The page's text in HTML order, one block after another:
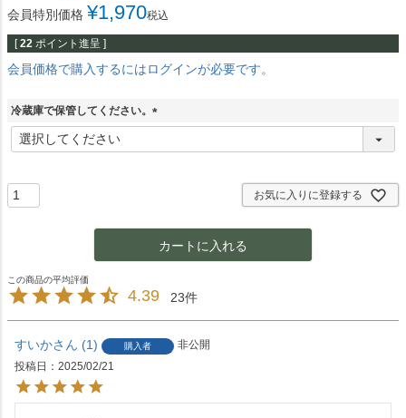
会員特別価格 ¥1,970税込
[ 22 ポイント進呈 ]
会員価格で購入するにはログインが必要です。
冷蔵庫で保管してください。
(
お気に入りに登録する
カートに入れる
4.39 23
すいか 1 購入者
非公開
投稿日
2025/02/21